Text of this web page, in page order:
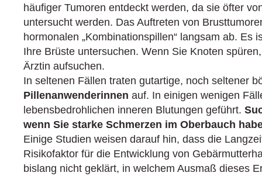
häufiger Tumoren entdeckt werden, da sie öfter
untersucht werden. Das Auftreten von
hormonalen „Kombinationspillen“ langsam ab. Es
Ihre Brüste untersuchen. Wenn Sie Knoten
Ärztin aufsuchen.
In seltenen Fällen traten gutartige, noch seltener
Pillenanwenderinnen auf. In einigen wenigen
lebens­bedrohlichen inneren Blutungen geführt.
wenn Sie starke Schmerzen im Oberbauch
Einige Studien weisen darauf hin, dass die
Risikofaktor für die Entwicklung von
bislang nicht geklärt, in welchem Ausmaß dieses